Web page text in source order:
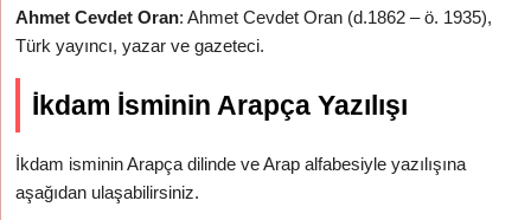
Ahmet Cevdet Oran: Ahmet Cevdet Oran (d.1862 – ö. 1935),
Türk yayıncı, yazar ve gazeteci.
İkdam İsminin Arapça Yazılışı
İkdam isminin Arapça dilinde ve Arap alfabesiyle yazılışına
aşağıdan ulaşabilirsiniz.